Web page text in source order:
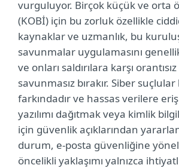
vurguluyor. Birçok küçük ve orta
(KOBİ) için bu zorluk özellikle
kaynaklar ve uzmanlık, bu
savunmalar uygulamasını
ve onları saldırılara karşı
savunmasız bırakır. Siber
farkındadır ve hassas verilere
yazılımı dağıtmak veya kimlik
için güvenlik açıklarından
durum, e-posta güvenliğine
öncelikli yaklaşımı yalnızca